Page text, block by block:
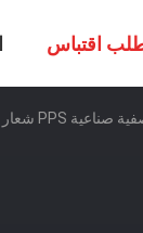
اقتباس